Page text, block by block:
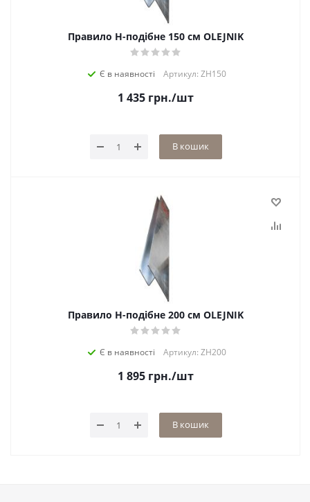
Правило H-подібне 150 см OLEJNIK
Є в наявності Артикул: ZH150
1 435 грн./шт
В кошик
Правило H-подібне 200 см OLEJNIK
Є в наявності Артикул: ZH200
1 895 грн./шт
В кошик